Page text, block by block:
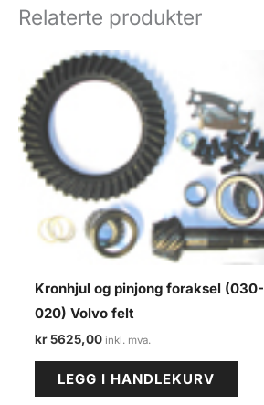
Relaterte produkter
Kronhjul og pinjong foraksel (030-
020) Volvo felt
kr5625,00
LEGG I HANDLEKURV